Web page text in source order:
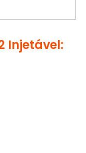
Injetável: